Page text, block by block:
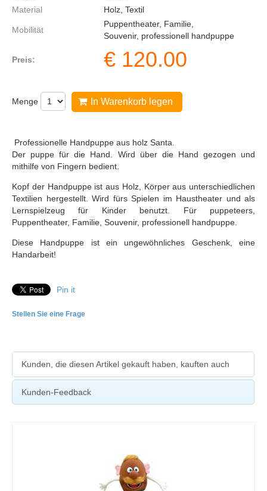
Material
Holz, Textil
Mobilität
Puppentheater, Familie,
Souvenir, professionell handpuppe
Preis: € 120.00
Menge In Warenkorb legen
Professionelle Handpuppe aus holz Santa.
Der puppe für die Hand. Wird über die Hand gezogen und
mithilfe von Fingern bedient.
Kopf der Handpuppe ist aus Holz, Körper aus unterschiedlichen
Textilien hergestellt. Wird fürs Spielen im Haustheater und als
Lernspielzeug für Kinder benutzt. Für puppeteers,
Puppentheater, Familie, Souvenir, professionell handpuppe.
Diese Handpuppe ist ein ungewöhnliches Geschenk, eine
Handarbeit!
Pin it
Stellen Sie eine Frage
Kunden, die diesen Artikel gekauft haben, kauften auch
Kunden-Feedback